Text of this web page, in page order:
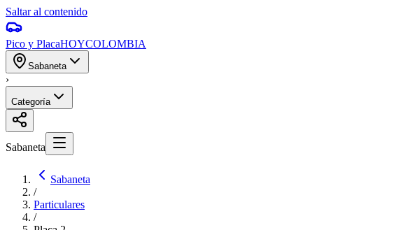
Saltar al contenido
Pico y PlacaHOYCOLOMBIA
Sabaneta
›
Categoría
Sabaneta
Sabaneta
/
Particulares
/